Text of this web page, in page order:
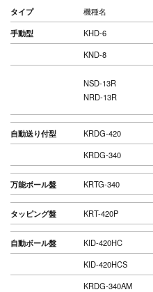
タイプ 機種名
手動型
KHD-6
KND-8
NSD-13R
NRD-13R
自動送り付型 KRDG-420
KRDG-340
万能ボール盤 KRTG-340
タッピング盤 KRT-420P
自動ボール盤 KID-420HC
KID-420HCS
KRDG-340AM